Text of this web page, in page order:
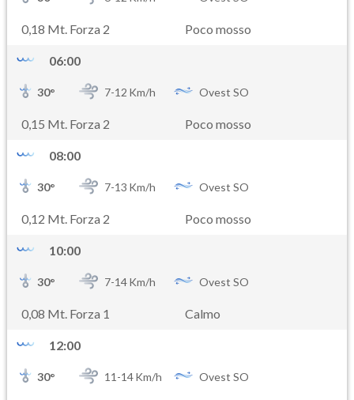
0,18 Mt. Forza 2 Poco mosso
06:00
30° 7-12 Km/h Ovest SO
0,15 Mt. Forza 2 Poco mosso
08:00
30° 7-13 Km/h Ovest SO
0,12 Mt. Forza 2 Poco mosso
10:00
30° 7-14Km/h Ovest SO
0,08 Mt. Forza 1 Calmo
12:00
30° 11-14Km/h Ovest SO